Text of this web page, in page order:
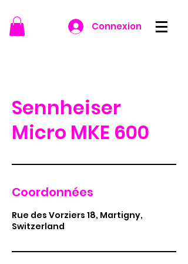
Connexion
Sennheiser
Micro MKE 600
Coordonnées
Rue des Vorziers 18, Martigny,
Switzerland